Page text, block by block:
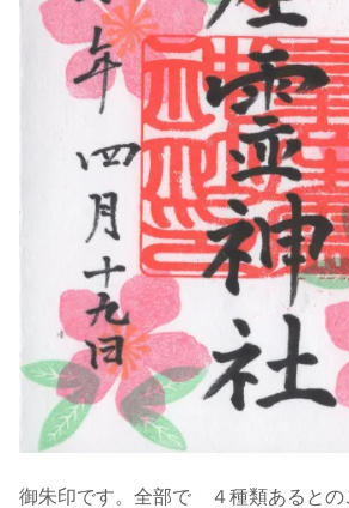
御朱印です。全部で ４種類あると